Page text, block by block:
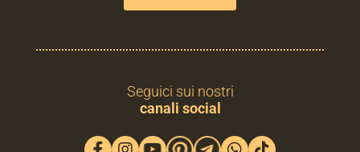
Seguici sui nostri
canali social